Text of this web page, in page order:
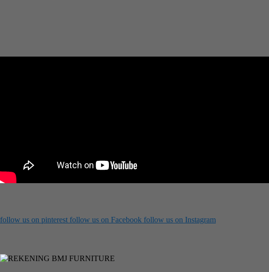
follow us on pinterest follow us on Facebook follow us on Instagram